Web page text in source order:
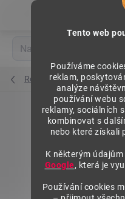
Tento web
Používáme
reklam,
analýze
používání webu
reklamy, sociálních
kombinovat s
nebo které získali
K některým
Google, která je
Používání cookies
Regály výška 1840 mm,